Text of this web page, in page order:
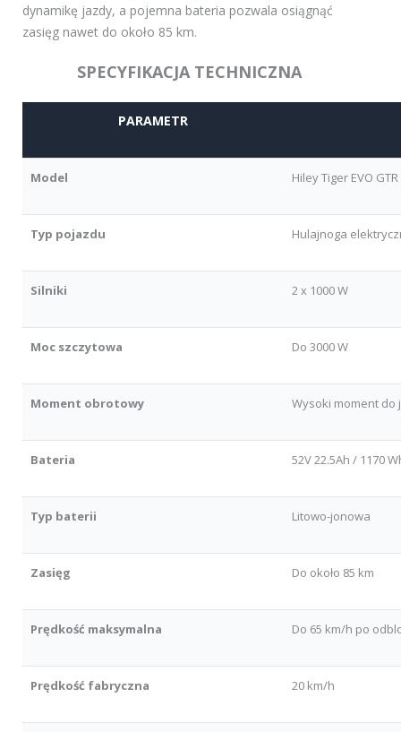
dynamikę jazdy, a pojemna bateria pozwala osiągnąć
zasięg nawet do około 85 km.
SPECYFIKACJA TECHNICZNA
PARAMETR
Model Hiley Tiger EVO GTR
Typ pojazdu Hulajnoga
Silniki 2 x 1000 W
Moc szczytowa Do 3000 W
Moment obrotowy Wysoki moment
Bateria 52V 22.5Ah / 1170
Typ baterii Litowo-jonowa
Zasięg Do około 85 km
Prędkość maksymalna Do 65 km/h po
Prędkość fabryczna 20 km/h